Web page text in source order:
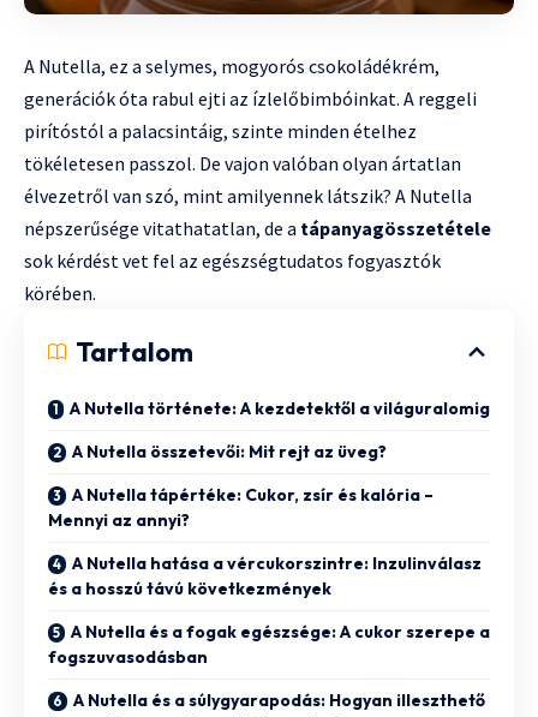
A Nutella, ez a selymes, mogyorós csokoládékrém,
generációk óta rabul ejti az ízlelőbimbóinkat. A reggeli
pirítóstól a palacsintáig, szinte minden ételhez
tökéletesen passzol. De vajon valóban olyan ártatlan
élvezetről van szó, mint amilyennek látszik? A Nutella
népszerűsége vitathatatlan, de a tápanyagösszetétele
sok kérdést vet fel az egészségtudatos fogyasztók
körében.
Tartalom
A Nutella története: A kezdetektől a világuralomig
A Nutella összetevői: Mit rejt az üveg?
A Nutella tápértéke: Cukor, zsír és kalória –
Mennyi az annyi?
A Nutella hatása a vércukorszintre: Inzulinválasz
és a hosszú távú következmények
A Nutella és a fogak egészsége: A cukor szerepe a
fogszuvasodásban
A Nutella és a súlygyarapodás: Hogyan illeszthető